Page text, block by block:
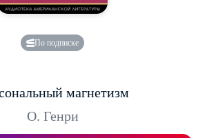
По подписке
магнетизм
О. Генри